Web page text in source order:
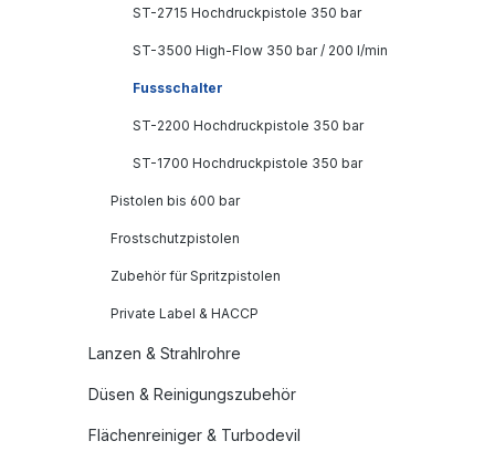
ST-2715 Hochdruckpistole 350 bar
ST-3500 High-Flow 350 bar / 200 l/min
Fussschalter
ST-2200 Hochdruckpistole 350 bar
ST-1700 Hochdruckpistole 350 bar
Pistolen bis 600 bar
Frostschutzpistolen
Zubehör für Spritzpistolen
Private Label & HACCP
Lanzen & Strahlrohre
Düsen & Reinigungszubehör
Flächenreiniger & Turbodevil